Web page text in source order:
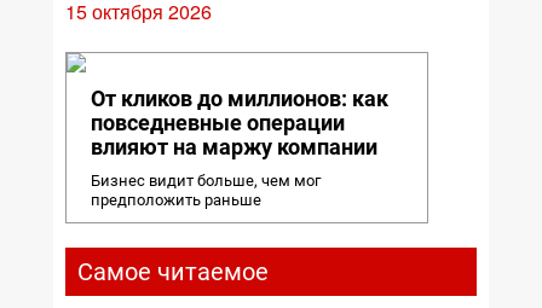
15 октября 2026
От кликов до миллионов: как
повседневные операции
влияют на маржу компании
Бизнес видит больше, чем мог
предположить раньше
Самое читаемое